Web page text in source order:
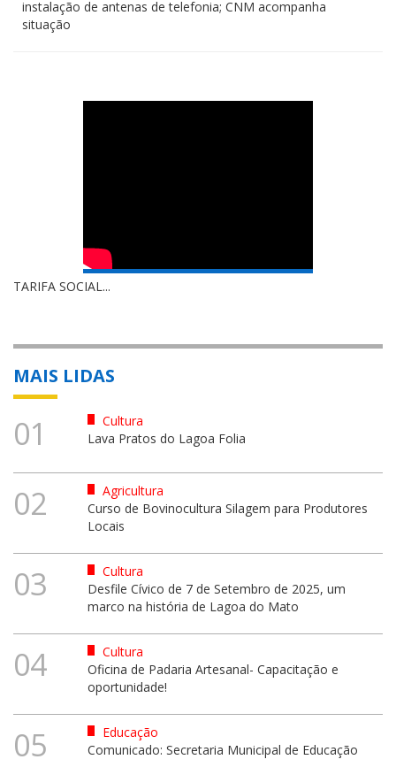
instalação de antenas de telefonia; CNM acompanha
situação
TARIFA SOCIAL...
MAIS LIDAS
01
Cultura
Lava Pratos do Lagoa Folia
02
Agricultura
Curso de Bovinocultura Silagem para Produtores
Locais
03
Cultura
Desfile Cívico de 7 de Setembro de 2025, um
marco na história de Lagoa do Mato
04
Cultura
Oficina de Padaria Artesanal- Capacitação e
oportunidade!
05
Educação
Comunicado: Secretaria Municipal de Educação